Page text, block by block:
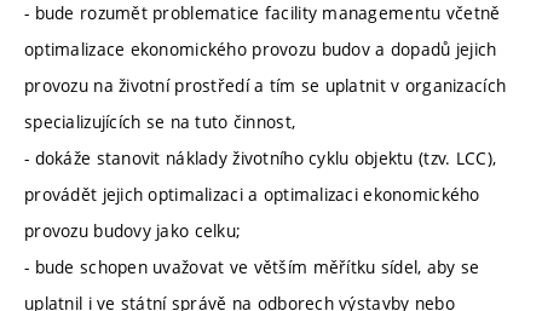
- bude rozumět problematice facility managementu včetně
optimalizace ekonomického provozu budov a dopadů jejich
provozu na životní prostředí a tím se uplatnit v organizacích
specializujících se na tuto činnost,
- dokáže stanovit náklady životního cyklu objektu (tzv. LCC),
provádět jejich optimalizaci a optimalizaci ekonomického
provozu budovy jako celku;
- bude schopen uvažovat ve větším měřítku sídel, aby se
uplatnil i ve státní správě na odborech výstavby nebo